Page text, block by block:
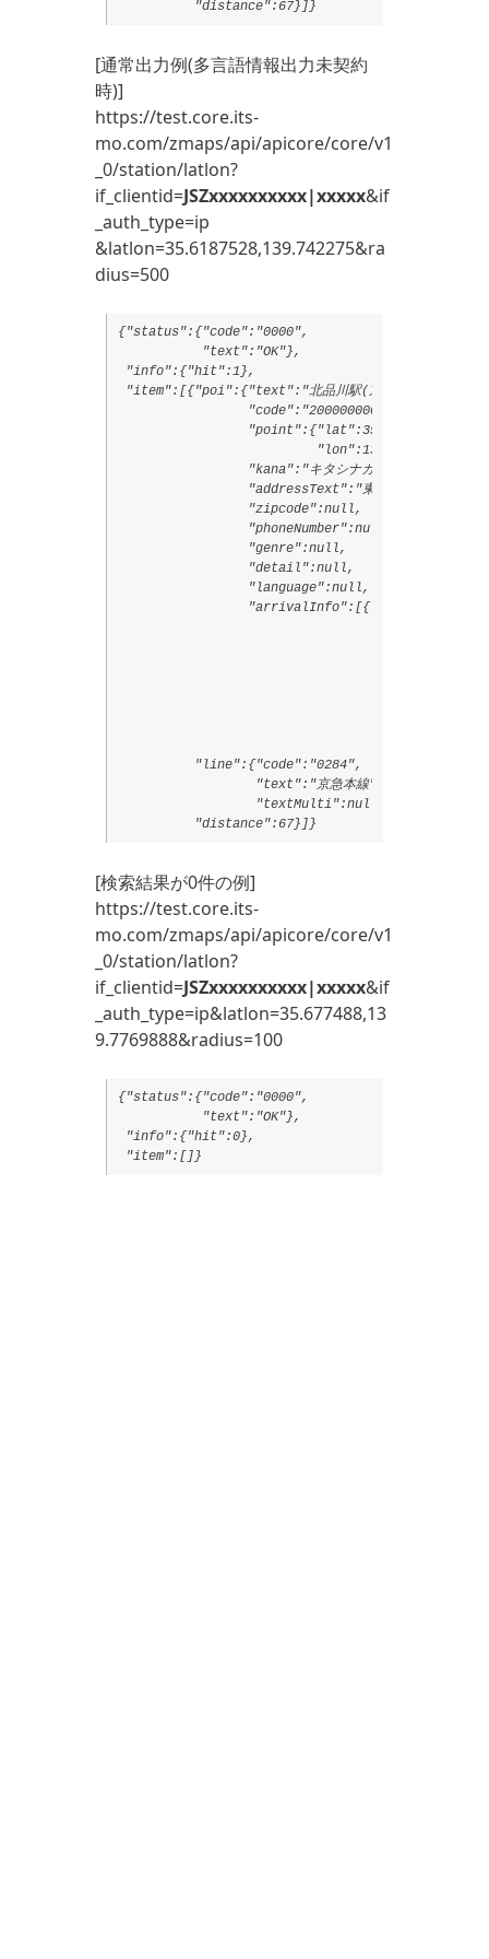
[通常出力例(多言語情報出力未契約
時)]
https://test.core.its-
mo.com/zmaps/api/apicore/core/v1
_0/station/latlon?
if_clientid=JSZxxxxxxxxxx|xxxxx&if
_auth_type=ip
&latlon=35.6187528,139.742275&ra
dius=500
{"status":{"code":"0000",
           "text":"OK"},
"info":{"hit":1},
"item":[{"poi":{"text":"北品川駅(京急本線)",
                 "code":"20000000000000003067",
                 "point":{"lat":35.619325,
                          "lon":139.7425194},
                 "kana":"キタシナガワエキ",
"addressText":"東京都品川区北品川
                 "zipcode":null,
                 "phoneNumber":null,
                 "genre":null,
                 "detail":null,
                 "language":null,
                 "arrivalInfo":[{"text":"出入口",
          "line":{"code":"0284",
                  "text":"京急本線",
                  "textMulti":null,
[検索結果が0件の例]
https://test.core.its-
mo.com/zmaps/api/apicore/core/v1
_0/station/latlon?
if_clientid=JSZxxxxxxxxxx|xxxxx&if
_auth_type=ip&latlon=35.677488,13
9.7769888&radius=100
{"status":{"code":"0000",
           "text":"OK"},
"info":{"hit":0},